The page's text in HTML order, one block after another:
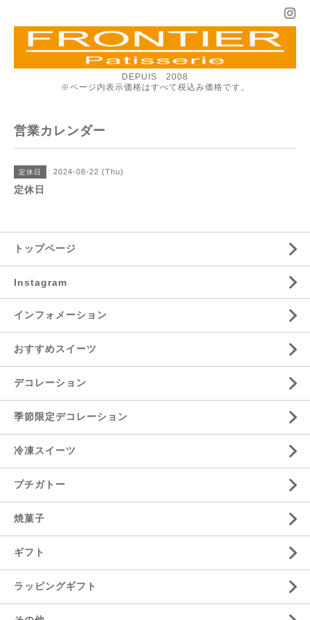
DEPUIS 2008
※ページ内表示価格はすべて税込み価格です。
営業カレンダー
定休日 2024-08-22 (Thu)
定休日
トップページ
Instagram
インフォメーション
おすすめスイーツ
デコレーション
季節限定デコレーション
冷凍スイーツ
プチガトー
焼菓子
ギフト
ラッピングギフト